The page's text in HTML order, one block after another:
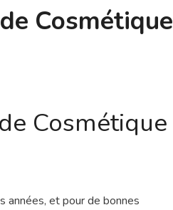
Cosmétique
Cosmétique
années, et pour de bonnes